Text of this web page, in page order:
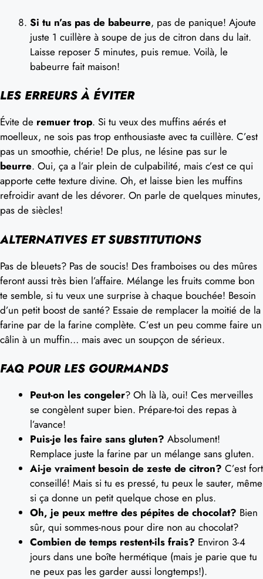
Si tu n’as pas de babeurre, pas de panique! Ajoute
juste 1 cuillère à soupe de jus de citron dans du lait.
Laisse reposer 5 minutes, puis remue. Voilà, le
babeurre fait maison!
LES ERREURS À ÉVITER
Évite de remuer trop. Si tu veux des muffins aérés et
moelleux, ne sois pas trop enthousiaste avec ta cuillère. C’est
pas un smoothie, chérie! De plus, ne lésine pas sur le
beurre. Oui, ça a l’air plein de culpabilité, mais c’est ce qui
apporte cette texture divine. Oh, et laisse bien les muffins
refroidir avant de les dévorer. On parle de quelques minutes,
pas de siècles!
ALTERNATIVES ET SUBSTITUTIONS
Pas de bleuets? Pas de soucis! Des framboises ou des mûres
feront aussi très bien l’affaire. Mélange les fruits comme bon
te semble, si tu veux une surprise à chaque bouchée! Besoin
d’un petit boost de santé? Essaie de remplacer la moitié de la
farine par de la farine complète. C’est un peu comme faire un
câlin à un muffin… mais avec un soupçon de sérieux.
FAQ POUR LES GOURMANDS
Peut-on les congeler? Oh là là, oui! Ces merveilles
se congèlent super bien. Prépare-toi des repas à
l’avance!
Puis-je les faire sans gluten? Absolument!
Remplace juste la farine par un mélange sans gluten.
Ai-je vraiment besoin de zeste de citron? C’est fort
conseillé! Mais si tu es pressé, tu peux le sauter, même
si ça donne un petit quelque chose en plus.
Oh, je peux mettre des pépites de chocolat? Bien
sûr, qui sommes-nous pour dire non au chocolat?
Combien de temps restent-ils frais? Environ 3-4
jours dans une boîte hermétique (mais je parie que tu
ne peux pas les garder aussi longtemps!).